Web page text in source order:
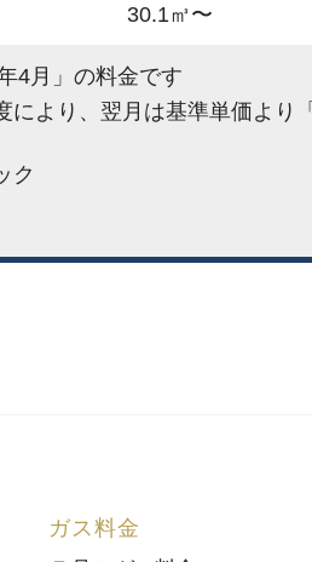
30.1㎥〜
4月」の料金です
より、翌月は基準単価より「
ク
ガス料金